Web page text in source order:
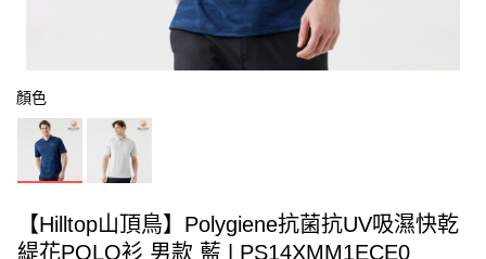
顏色
【Hilltop山頂鳥】Polygiene抗菌抗UV吸濕快乾
緹花POLO衫 男款 藍 | PS14XMM1ECE0